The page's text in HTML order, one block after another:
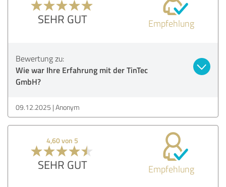
SEHR GUT Empfehlung
Bewertung zu:
Wie war Ihre Erfahrung mit der TinTec
GmbH?
09.12.2025 Anonym
4,60 von 5
SEHR GUT Empfehlung